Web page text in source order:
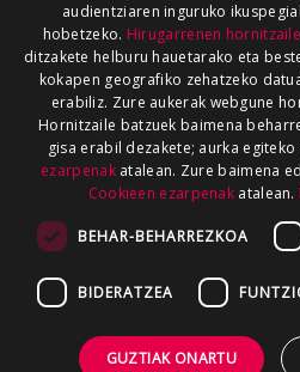
audientziaren inguruko
hobetzeko. Hirugarrenen
ditzakete helburu hauetarako eta
kokapen geografiko zehatzeko
erabiliz. Zure aukerak webgune
Hornitzaile batzuek baimena
gisa erabil dezakete; aurka
ezarpenakatalean. Zure baimena
Cookieen ezarpenak atalean.
BEHAR-BEHARREZKOA
BIDERATZEA
GUZTIAK ONARTU